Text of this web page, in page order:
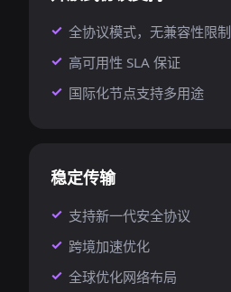
全协议模式，无兼容性限制
高可用性 SLA 保证
国际化节点支持多用途
稳定传输
支持新一代安全协议
跨境加速优化
全球优化网络布局